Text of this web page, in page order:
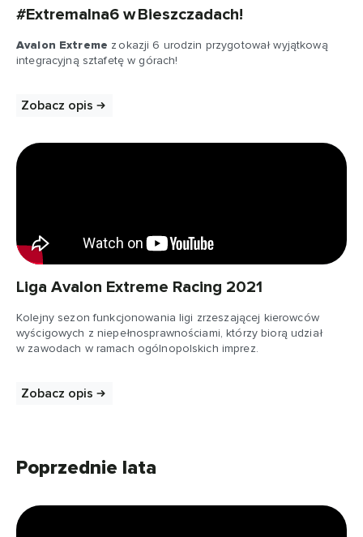
#Extremalna6 w Bieszczadach!
Avalon Extreme z okazji 6 urodzin przygotował wyjątkową
integracyjną sztafetę w górach!
Zobacz opis
Liga Avalon Extreme Racing 2021
Kolejny sezon funkcjonowania ligi zrzeszającej kierowców
wyścigowych z niepełnosprawnościami, którzy biorą udział
w zawodach w ramach ogólnopolskich imprez.
Zobacz opis
Poprzednie lata